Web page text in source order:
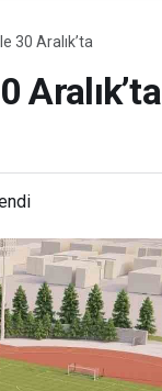
30 Aralık’ta
Aralık’ta